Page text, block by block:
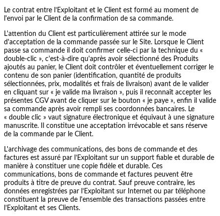
Le contrat entre l’Exploitant et le Client est formé au moment de
l'envoi par le Client de la confirmation de sa commande.
L'attention du Client est particulièrement attirée sur le mode
d'acceptation de la commande passée sur le Site. Lorsque le Client
passe sa commande il doit confirmer celle-ci par la technique du «
double-clic », c'est-à-dire qu'après avoir sélectionné des Produits
ajoutés au panier, le Client doit contrôler et éventuellement corriger le
contenu de son panier (identification, quantité de produits
sélectionnées, prix, modalités et frais de livraison) avant de le valider
en cliquant sur « je valide ma livraison », puis il reconnaît accepter les
présentes CGV avant de cliquer sur le bouton « je paye », enfin il valide
sa commande après avoir rempli ses coordonnées bancaires. Le
« double clic » vaut signature électronique et équivaut à une signature
manuscrite. Il constitue une acceptation irrévocable et sans réserve
de la commande par le Client.
L'archivage des communications, des bons de commande et des
factures est assuré par l’Exploitant sur un support fiable et durable de
manière à constituer une copie fidèle et durable. Ces
communications, bons de commande et factures peuvent être
produits à titre de preuve du contrat. Sauf preuve contraire, les
données enregistrées par l’Exploitant sur Internet ou par téléphone
constituent la preuve de l'ensemble des transactions passées entre
l’Exploitant et ses Clients.